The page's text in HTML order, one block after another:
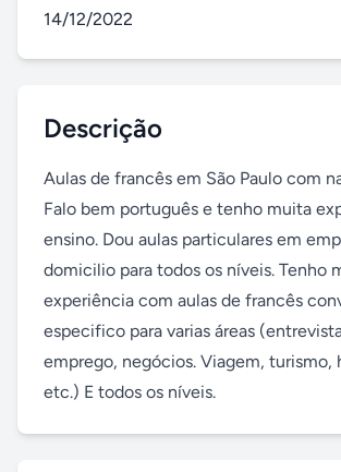
14/12/2022
Descrição
Aulas de francês em São Paulo com
Falo bem português e tenho muita
ensino. Dou aulas particulares em
domicilio para todos os níveis. Tenho
experiência com aulas de francês
especifico para varias áreas
emprego, negócios. Viagem, turismo,
etc.) E todos os níveis.